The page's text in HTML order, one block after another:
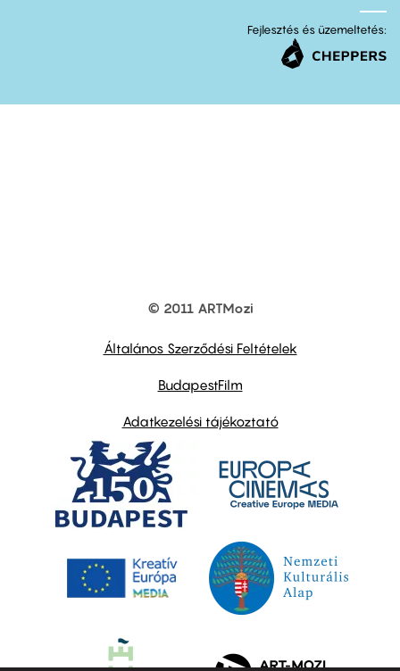
Fejlesztés és üzemeltetés:
© 2011 ARTMozi
Általános Szerződési Feltételek
BudapestFilm
Adatkezelési tájékoztató